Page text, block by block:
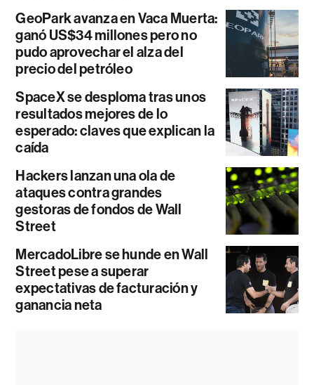
GeoPark avanza en Vaca Muerta:
ganó US$34 millones pero no
pudo aprovechar el alza del
precio del petróleo
SpaceX se desploma tras unos
resultados mejores de lo
esperado: claves que explican la
caída
Hackers lanzan una ola de
ataques contra grandes
gestoras de fondos de Wall
Street
MercadoLibre se hunde en Wall
Street pese a superar
expectativas de facturación y
ganancia neta